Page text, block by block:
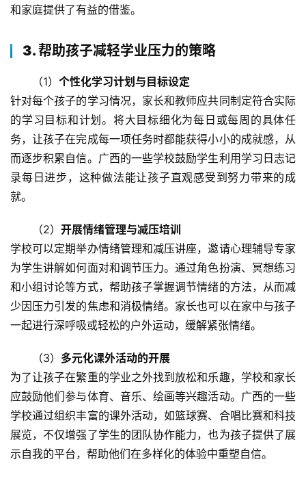
于
我
们
师
量
校
园
活
和家庭提供了有益的借鉴。
3. 帮助孩子减轻学业压力的策略
（1） 个性化学习计划与目标设定
针对每个孩子的学习情况，家长和教师应共同制定符合实际
的学习目标和计划。将大目标细化为每日或每周的具体任
务，让孩子在完成每一项任务时都能获得小小的成就感，从
而逐步积累自信。广西的一些学校鼓励学生利用学习日志记
录每日进步，这种做法能让孩子直观感受到努力带来的成
就。
（2） 开展情绪管理与减压培训
学校可以定期举办情绪管理和减压讲座，邀请心理辅导专家
为学生讲解如何面对和调节压力。通过角色扮演、冥想练习
和小组讨论等方式，帮助孩子掌握调节情绪的方法，从而减
少因压力引发的焦虑和消极情绪。家长也可以在家中与孩子
一起进行深呼吸或轻松的户外运动，缓解紧张情绪。
（3） 多元化课外活动的开展
为了让孩子在繁重的学业之外找到放松和乐趣，学校和家长
应鼓励他们参与体育、音乐、绘画等兴趣活动。广西的一些
学校通过组织丰富的课外活动，如篮球赛、合唱比赛和科技
展览，不仅增强了学生的团队协作能力，也为孩子提供了展
示自我的平台，帮助他们在多样化的体验中重塑自信。